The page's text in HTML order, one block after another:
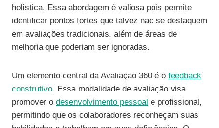
holística. Essa abordagem é valiosa pois permite
identificar pontos fortes que talvez não se destaquem
em avaliações tradicionais, além de áreas de
melhoria que poderiam ser ignoradas.
Um elemento central da Avaliação 360 é o feedback
construtivo. Essa modalidade de avaliação visa
promover o desenvolvimento pessoal e profissional,
permitindo que os colaboradores reconheçam suas